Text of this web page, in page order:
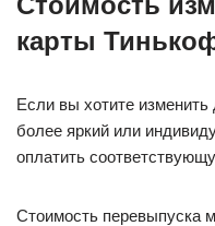
карты
Если вы хотите
более яркий или
оплатить
Стоимость перевыпуска